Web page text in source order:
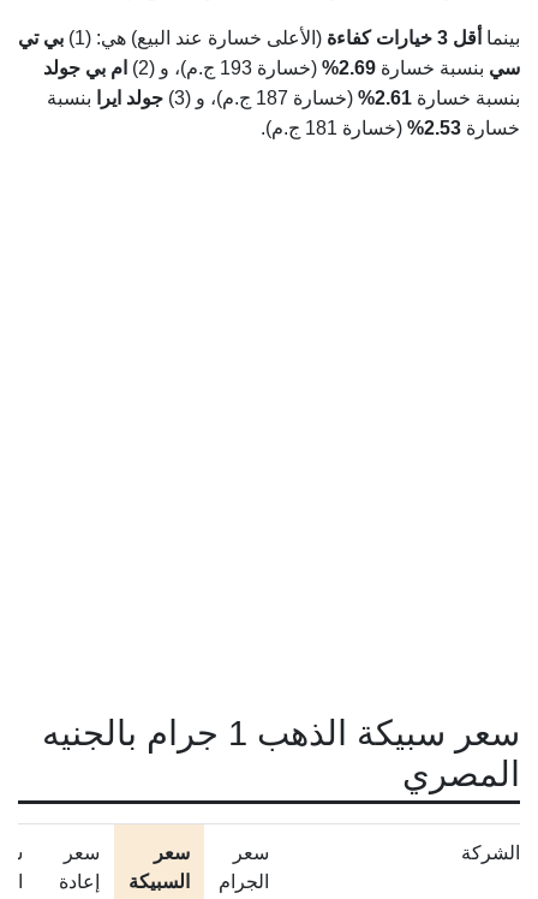
بينما أقل 3 خيارات كفاءة (الأعلى خسارة عند البيع) هي: (1)
بي تي
سي بنسبة خسارة 2.69% (خسارة 193 ج.م)، و (2)
ام بي جولد
بنسبة خسارة 2.61% (خسارة 187 ج.م)، و (3) جولد ايرا
بنسبة
خسارة 2.53% (خسارة 181 ج.م).
سعر سبيكة الذهب 1 جرام بالجنيه
المصري
الشركة
سعر
الجرام
سعر
السبيكة
سعر
إعادة